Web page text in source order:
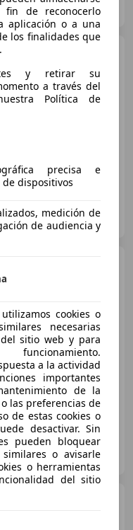
C4
oferta
82 kW (111 CV)
de reconocerlo
aplicación o a una
los finalidades que
y retirar su
a través del
Política de
precisa e
dispositivos
medición de
de audiencia y
cookies o
necesarias
sitio web y para
a la actividad
importantes
de la
las preferencias de
de estas cookies o
desactivar. Sin
pueden bloquear
o avisarle
o herramientas
del sitio